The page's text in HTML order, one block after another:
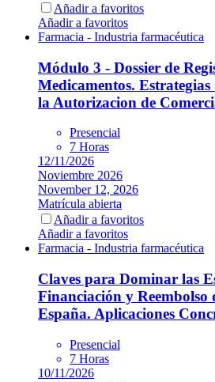
Añadir a favoritos
Añadir a favoritos
Farmacia - Industria farmacéutica
Módulo 3 - Dossier de
Medicamentos.
la Autorizacion de
Presencial
7 Horas
12/11/2026
Noviembre 2026
November 12, 2026
Matrícula abierta
Añadir a favoritos
Añadir a favoritos
Farmacia - Industria farmacéutica
Claves para Dominar las
Financiación y Reembolso
España. Aplicaciones
Presencial
7 Horas
10/11/2026